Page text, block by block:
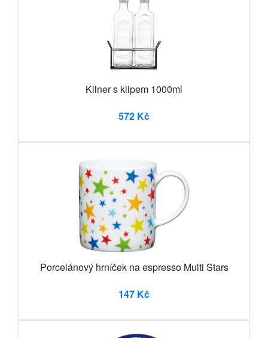
Kilner s klipem 1000ml
572 Kč
Porcelánový hrníček na espresso Multi Stars
147 Kč